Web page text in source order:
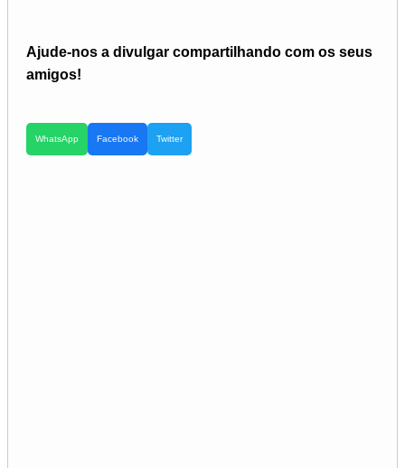
Ajude-nos a divulgar compartilhando com os seus
amigos!
WhatsApp Facebook Twitter